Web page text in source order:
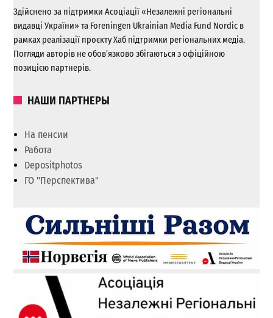
Здійснено за підтримки Асоціації «Незалежні регіональні
видавці України» та Foreningen Ukrainian Media Fund Nordic в
рамках реалізації проєкту Хаб підтримки регіональних медіа.
Погляди авторів не обов’язково збігаються з офіційною
позицією партнерів.
НАШИ ПАРТНЕРЫ
На пенсии
Работа
Depositphotos
ГО "Перспектива"